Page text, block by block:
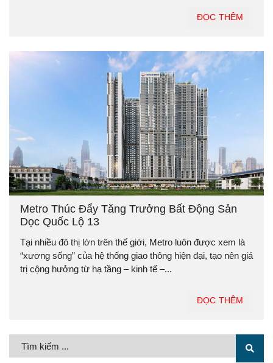
ĐỌC THÊM
Metro Thúc Đẩy Tăng Trưởng Bất Động Sản
Dọc Quốc Lộ 13
Tại nhiều đô thị lớn trên thế giới, Metro luôn được xem là
“xương sống” của hệ thống giao thông hiện đại, tạo nên giá
trị cộng hưởng từ hạ tầng – kinh tế –...
ĐỌC THÊM